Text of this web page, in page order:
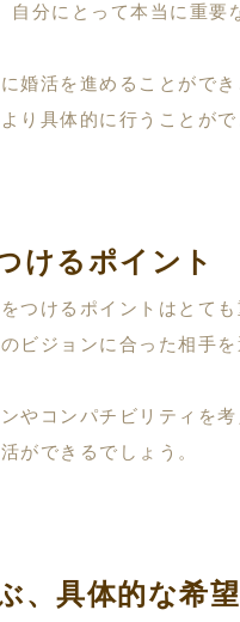
自分にとって本当に重要
婚活を進めることがで
り具体的に行うことがで
けるポイント
つけるポイントはとても
ビジョンに合った相手
やコンパチビリティを
ができるでしょう。
、具体的な希